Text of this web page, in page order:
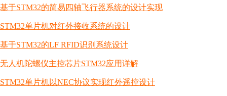
基于STM32的简易四轴飞行器系统的设计实现
STM32单片机对红外接收系统的设计
基于STM32的LF RFID识别系统设计
无人机陀螺仪主控芯片STM32应用详解
STM32单片机以NEC协议实现红外遥控设计